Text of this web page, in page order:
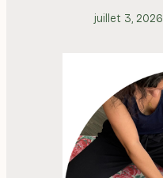
juillet 3, 2026